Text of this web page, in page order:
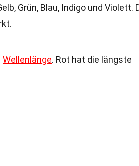
Grün, Blau, Indigo und Violett.
Wellenlänge. Rot hat die längste